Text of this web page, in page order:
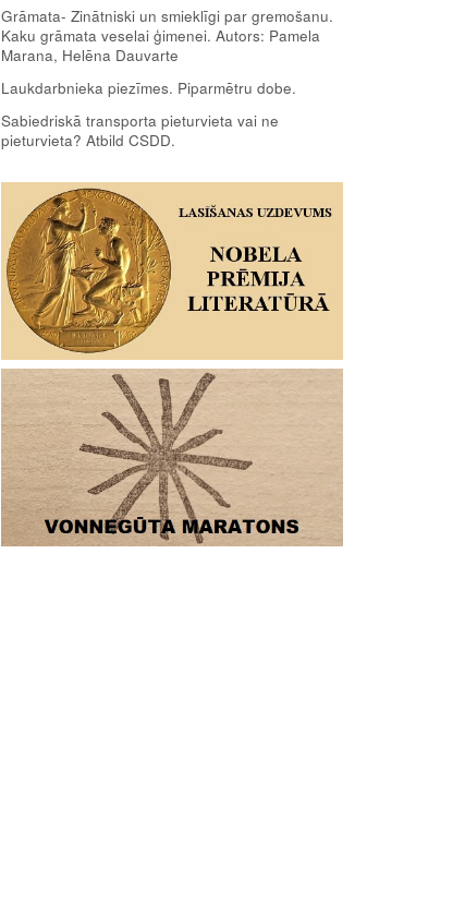
Grāmata- Zinātniski un smieklīgi par gremošanu.
Kaku grāmata veselai ģimenei. Autors: Pamela
Marana, Helēna Dauvarte
Laukdarbnieka piezīmes. Piparmētru dobe.
Sabiedriskā transporta pieturvieta vai ne
pieturvieta? Atbild CSDD.